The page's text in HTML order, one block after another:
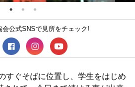
会公式SNSで見所をチェック!
すぐそばに位置し、学生をはじめ